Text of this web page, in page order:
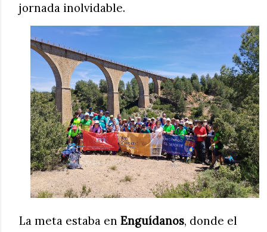
jornada inolvidable.
La meta estaba en Enguídanos, donde el